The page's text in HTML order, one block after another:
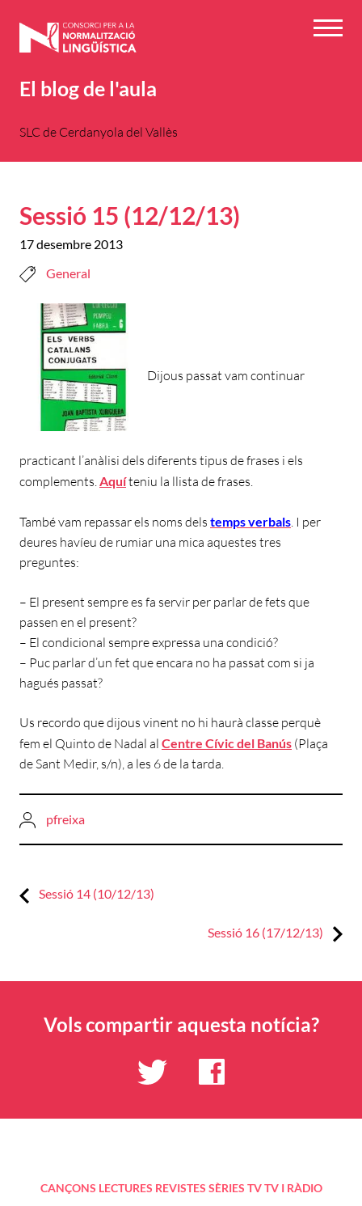
El blog de l'aula
SLC de Cerdanyola del Vallès
Sessió 15 (12/12/13)
17 desembre 2013
General
Dijous passat vam continuar
practicant l’anàlisi dels diferents tipus de frases i els
complements. Aquíteniu la llista de frases.
També vam repassar els noms dels temps verbals . I per
deures havíeu de rumiar una mica aquestes tres
preguntes:
– El present sempre es fa servir per parlar de fets que
passen en el present?
– El condicional sempre expressa una condició?
– Puc parlar d’un fet que encara no ha passat com si ja
hagués passat?
Us recordo que dijous vinent no hi haurà classe perquè
fem el Quinto de Nadal al Centre Cívic del Banús (Plaça
de Sant Medir, s/n), a les 6 de la tarda.
pfreixa
Navegació
Previous:
Sessió 14 (10/12/13)
Next:
Sessió 16 (17/12/13)
Vols compartir aquesta notícia?
CANÇONS LECTURES REVISTES SÈRIES TV TV I RÀDIO